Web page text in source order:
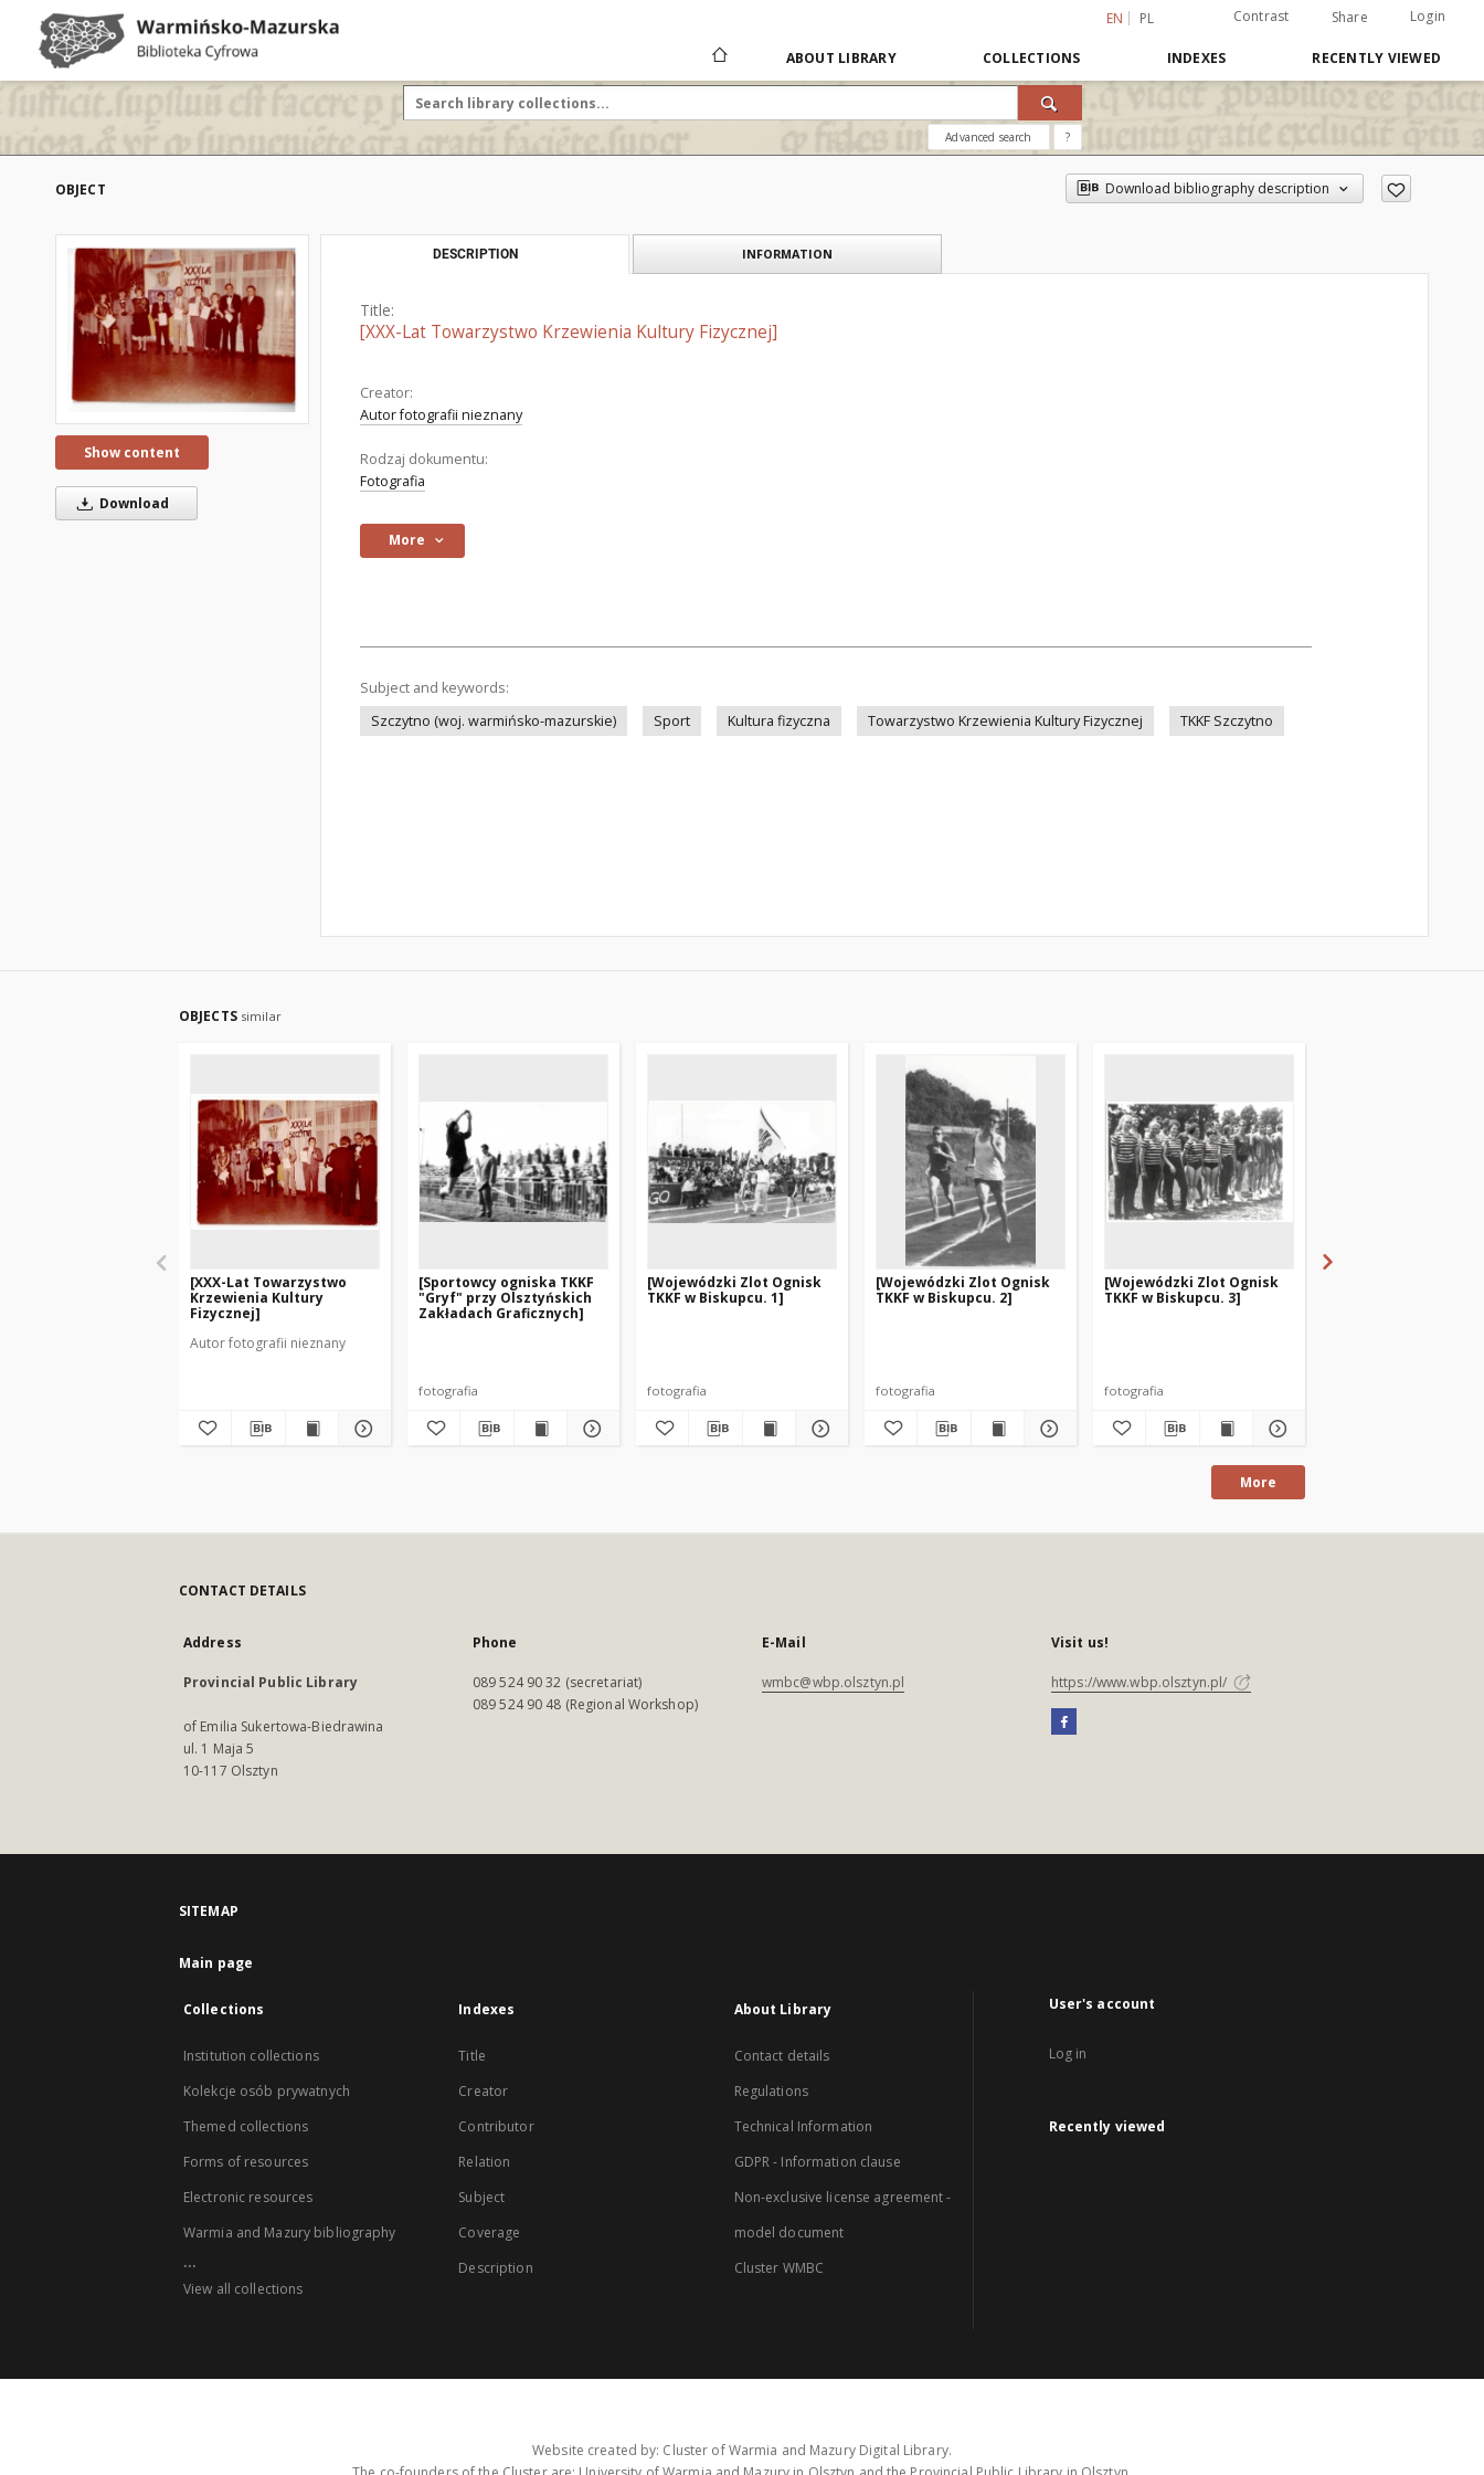
EN PL Contrast Share Login
ABOUT LIBRARY COLLECTIONS INDEXES RECENTLY VIEWED
Advanced search ?
OBJECT Download bibliography description
Show content
Download
DESCRIPTION INFORMATION
Title:
[XXX-Lat Towarzystwo Krzewienia Kultury Fizycznej]
Creator:
Autor fotografii nieznany
Rodzaj dokumentu:
Fotografia
More
Subject and keywords:
Szczytno (woj. warmińsko-mazurskie)
Sport Kultura fizyczna Towarzystwo Krzewienia Kultury Fizycznej TKKF Szczytno
OBJECTS similar
[XXX-Lat Towarzystwo
Krzewienia Kultury
Fizycznej]
Autor fotografii nieznany
[Sportowcy ogniska TKKF
"Gryf" przy Olsztyńskich
Zakładach Graficznych]
fotografia
[Wojewódzki Zlot Ognisk
TKKF w Biskupcu. 1]
fotografia
[Wojewódzki Zlot Ognisk
TKKF w Biskupcu. 2]
fotografia
[Wojewódzki Zlot Ognisk
TKKF w Biskupcu. 3]
fotografia
More
CONTACT DETAILS
Address
Provincial Public Library
of Emilia Sukertowa-Biedrawina
ul. 1 Maja 5
10-117 Olsztyn
Phone
089 524 90 32 (secretariat)
089 524 90 48 (Regional Workshop)
E-Mail
wmbc@wbp.olsztyn.pl
Visit us!
https://www.wbp.olsztyn.pl/
SITEMAP
Main page
Collections
Institution collections
Kolekcje osób prywatnych
Themed collections
Forms of resources
Electronic resources
Warmia and Mazury bibliography
...
View all collections
Indexes
Title
Creator
Contributor
Relation
Subject
Coverage
Description
About Library
Contact details
Regulations
Technical Information
GDPR - Information clause
Non-exclusive license agreement -
model document
Cluster WMBC
User's account
Log in
Recently viewed
Website created by: Cluster of Warmia and Mazury Digital Library.